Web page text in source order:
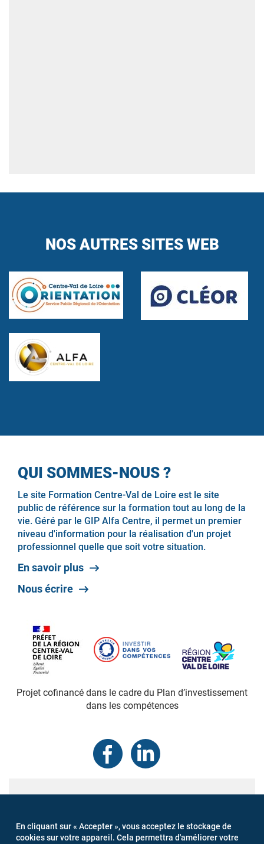
NOS AUTRES SITES WEB
QUI SOMMES-NOUS ?
Le site Formation Centre-Val de Loire est le site
public de référence sur la formation tout au long de la
vie. Géré par le GIP Alfa Centre, il permet un premier
niveau d'information pour la réalisation d'un projet
professionnel quelle que soit votre situation.
En savoir plus
Nous écrire
Projet cofinancé dans le cadre du Plan d’investissement
dans les compétences
MENU
DE
En cliquant sur « Accepter », vous acceptez le stockage de
cookies sur votre appareil. Cela permettra d'améliorer votre